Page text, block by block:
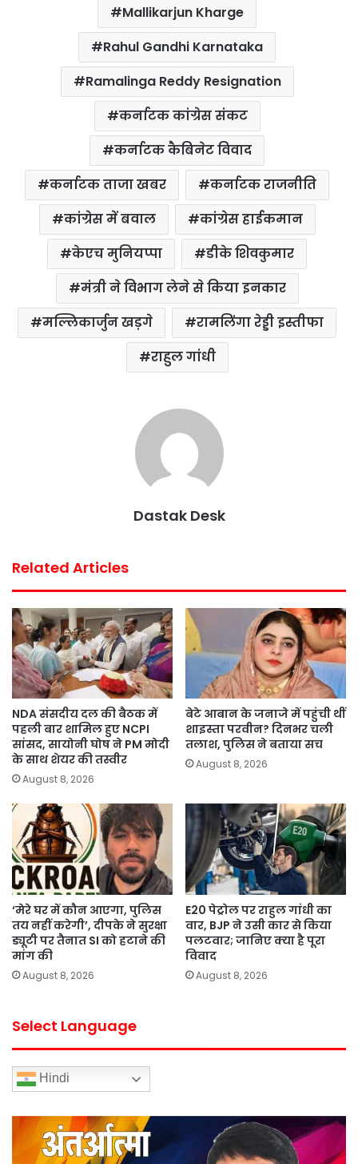
Mallikarjun Kharge
Rahul Gandhi Karnataka
Ramalinga Reddy Resignation
कर्नाटक कांग्रेस संकट
कर्नाटक कैबिनेट विवाद
कर्नाटक ताजा खबर
कर्नाटक राजनीति
कांग्रेस में बवाल
कांग्रेस हाईकमान
केएच मुनियप्पा
डीके शिवकुमार
मंत्री ने विभाग लेने से किया इनकार
मल्लिकार्जुन खड़गे
रामलिंगा रेड्डी इस्तीफा
राहुल गांधी
Dastak Desk
Related Articles
NDA संसदीय दल की बैठक में
पहली बार शामिल हुए NCPI
सांसद, सायोनी घोष ने PM मोदी
के साथ शेयर की तस्वीर
August 8, 2026
बेटे आबान के जनाजे में पहुंची थीं
शाइस्ता परवीन? दिनभर चली
तलाश, पुलिस ने बताया सच
August 8, 2026
‘मेरे घर में कौन आएगा, पुलिस
तय नहीं करेगी’, दीपके ने सुरक्षा
ड्यूटी पर तैनात SI को हटाने की
मांग की
August 8, 2026
E20 पेट्रोल पर राहुल गांधी का
वार, BJP ने उसी कार से किया
पलटवार; जानिए क्या है पूरा
विवाद
August 8, 2026
Select Language
Hindi